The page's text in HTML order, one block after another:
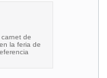
de
la feria de